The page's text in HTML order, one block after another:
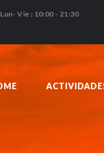
Lun- Vie : 10:00 - 21:30
HOME
HORARIO
PRECIOS